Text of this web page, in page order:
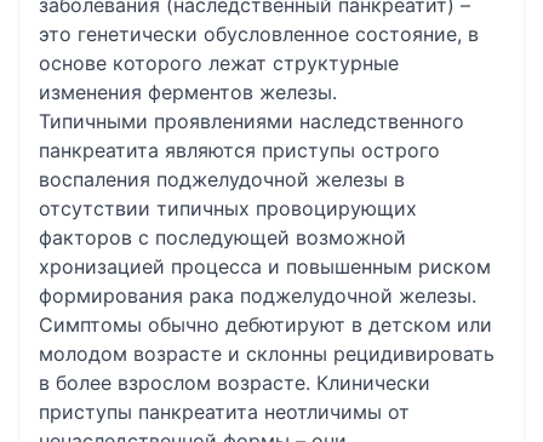
заболевания (наследственный панкреатит) –
это генетически обусловленное состояние, в
основе которого лежат структурные
изменения ферментов железы.
Типичными проявлениями наследственного
панкреатита являются приступы острого
воспаления поджелудочной железы в
отсутствии типичных провоцирующих
факторов с последующей возможной
хронизацией процесса и повышенным риском
формирования рака поджелудочной железы.
Симптомы обычно дебютируют в детском или
молодом возрасте и склонны рецидивировать
в более взрослом возрасте. Клинически
приступы панкреатита неотличимы от